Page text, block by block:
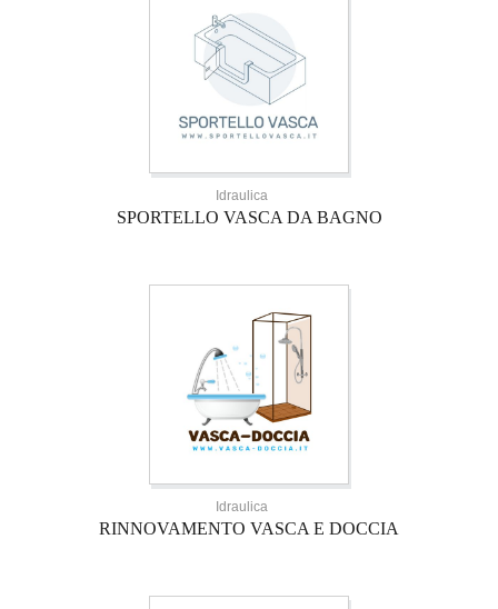
Idraulica
SPORTELLO VASCA DA BAGNO
Idraulica
RINNOVAMENTO VASCA E DOCCIA